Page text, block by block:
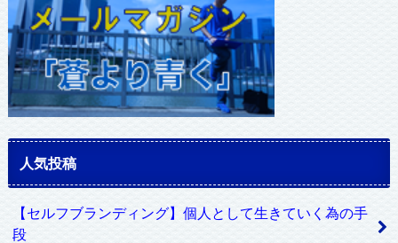
人気投稿
【セルフブランディング】個人として生きていく為の手
段